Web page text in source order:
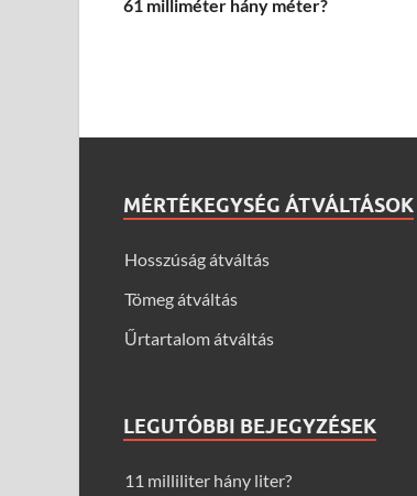
61 milliméter hány méter?
MÉRTÉKEGYSÉG ÁTVÁLTÁSOK
Hosszúság átváltás
Tömeg átváltás
Űrtartalom átváltás
LEGUTÓBBI BEJEGYZÉSEK
11 milliliter hány liter?